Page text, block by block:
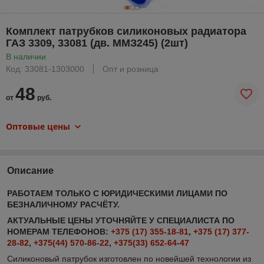
Комплект патрубков силиконовых радиатора
ГАЗ 3309, 33081 (дв. ММЗ245) (2шт)
В наличии
Код: 33081-1303000
Опт и розница
от 48 руб.
Оптовые цены
Описание
РАБОТАЕМ ТОЛЬКО С ЮРИДИЧЕСКИМИ ЛИЦАМИ ПО
БЕЗНАЛИЧНОМУ РАСЧЁТУ.
АКТУАЛЬНЫЕ ЦЕНЫ УТОЧНЯЙТЕ У СПЕЦИАЛИСТА ПО
НОМЕРАМ ТЕЛЕФОНОВ: +375 (17) 355-18-81, +375 (17) 377-
28-82, +375(44) 570-86-22, +375(33) 652-64-47
Силиконовый патрубок изготовлен по новейшей технологии из